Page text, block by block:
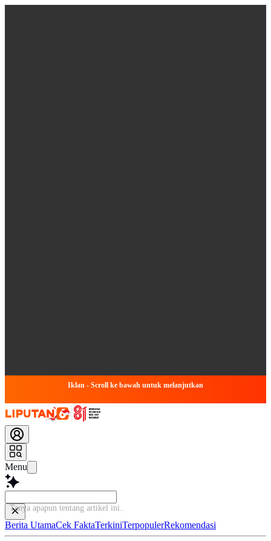
Iklan - Scroll ke bawah untuk melanjutkan
Menu
Tanya apapun tentang artikel ini...
Berita UtamaCek FaktaTerkiniTerpopulerRekomendasi